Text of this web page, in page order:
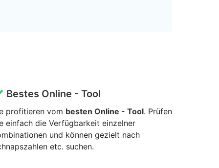
Bestes Online - Tool
profitieren vom besten Online - Tool. Prüfen
einfach die Verfügbarkeit einzelner
und können gezielt nach
etc. suchen.